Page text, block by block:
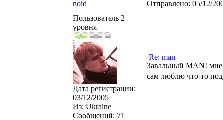
noid Отправлено: 05/12/
Пользователь 2
уровня
Дата регистрации:
03/12/2005
Из: Ukraine
Сообщений: 71
Re: man
Завальный MAN! мне
сам люблю что-то